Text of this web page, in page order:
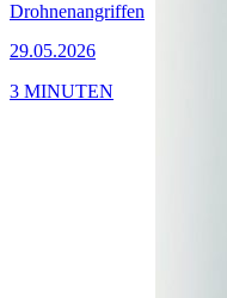
Drohnenangriffen
29.05.2026
3 MINUTEN